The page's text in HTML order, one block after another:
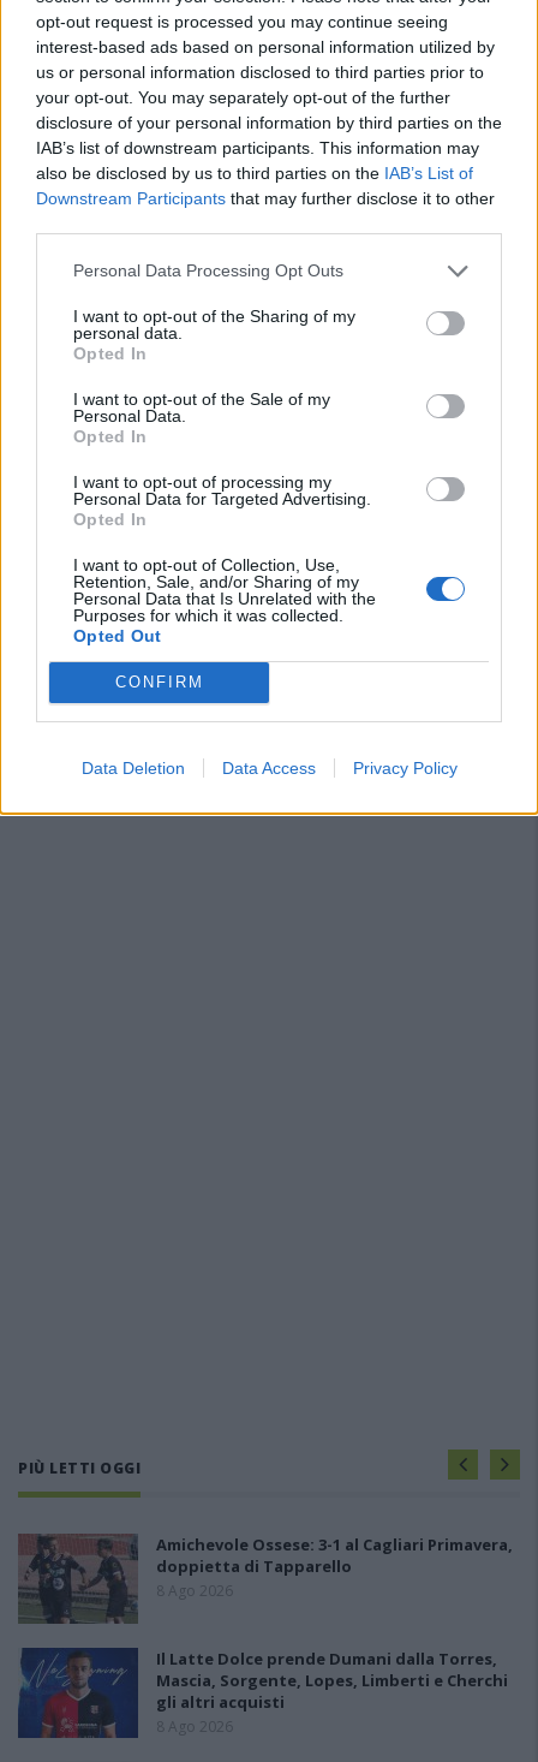
opt-out request is processed you may continue seeing
interest-based ads based on personal information utilized by
us or personal information disclosed to third parties prior to
your opt-out. You may separately opt-out of the further
disclosure of your personal information by third parties on the
IAB’s list of downstream participants. This information may
also be disclosed by us to third parties on the IAB’s List of
Downstream Participants that may further disclose it to other
Personal Data Processing Opt Outs
I want to opt-out of the Sharing of my
personal data.
Opted In
I want to opt-out of the Sale of my
Personal Data.
Opted In
I want to opt-out of processing my
Personal Data for Targeted Advertising.
Opted In
I want to opt-out of Collection, Use,
Retention, Sale, and/or Sharing of my
Personal Data that Is Unrelated with the
Purposes for which it was collected.
Opted Out
CONFIRM
Data Deletion Data Access Privacy Policy
Monte Alma riparte da Ivano Falchi
5 Ago 2026
Colpo dell'Uta con Pisano e arriva anche
Serra, tripletta Cus Cagliari con Piroddi,
Angiargia e Nenna
5 Ago 2026
Il Coghinas ancora più forte con Sechi e
5 Ago 2026
L'Atletico Cagliari di Saba prende Sanna,
Arborea e Tharros ripartono dai tecnici
Firinu e Frongia
PIÙ LETTI OGGI
Amichevole Ossese: 3-1 al Cagliari Primavera,
doppietta di Tapparello
8 Ago 2026
Il Latte Dolce prende Dumani dalla Torres,
Mascia, Sorgente, Lopes, Limberti e Cherchi
gli altri acquisti
8 Ago 2026